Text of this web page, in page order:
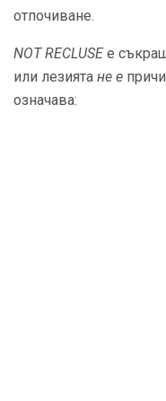
отпочиване.
NOT RECLUSEе
или лезията не е
означава: